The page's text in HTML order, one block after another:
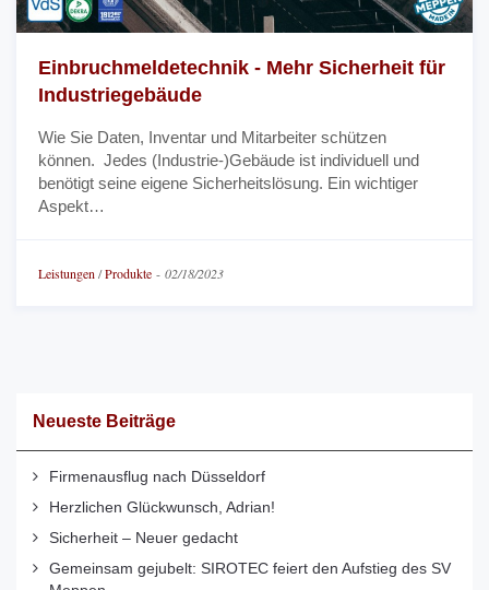
Einbruchmeldetechnik - Mehr Sicherheit für
Industriegebäude
Wie Sie Daten, Inventar und Mitarbeiter schützen
können. Jedes (Industrie-)Gebäude ist individuell und
benötigt seine eigene Sicherheitslösung. Ein wichtiger
Aspekt…
Leistungen /Produkte - 02/18/2023
Neueste Beiträge
Firmenausflug nach Düsseldorf
Herzlichen Glückwunsch, Adrian!
Sicherheit – Neuer gedacht
Gemeinsam gejubelt: SIROTEC feiert den Aufstieg des SV